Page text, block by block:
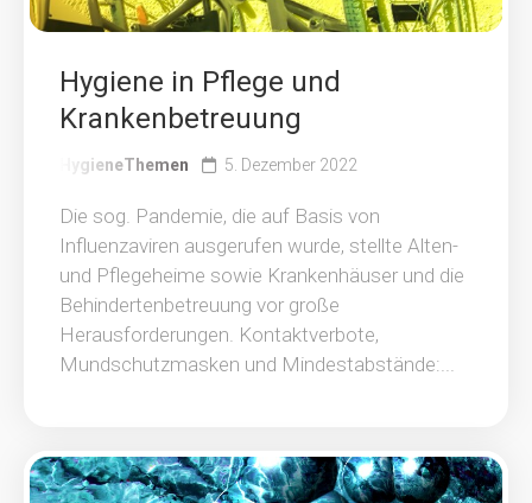
Hygiene in Pflege und
Krankenbetreuung
HygieneThemen 5. Dezember 2022
Die sog. Pandemie, die auf Basis von
Influenzaviren ausgerufen wurde, stellte Alten-
und Pflegeheime sowie Krankenhäuser und die
Behindertenbetreuung vor große
Herausforderungen. Kontaktverbote,
Mundschutzmasken und Mindestabstände:...